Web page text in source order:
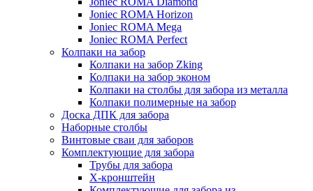
Joniec ROMA Horizon
Joniec ROMA Mega
Joniec ROMA Perfect
Колпаки на забор
Колпаки на забор Zking
Колпаки на забор эконом
Колпаки на столбы для забора из металла
Колпаки полимерные на забор
Доска ДПК для забора
Наборные столбы
Винтовые сваи для заборов
Комплектующие для забора
Трубы для забора
Х-кронштейн